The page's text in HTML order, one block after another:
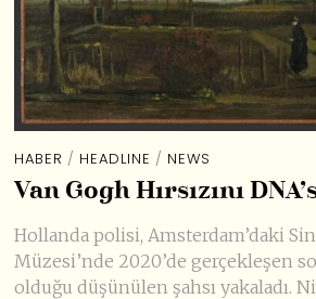
HABER / HEADLINE / NEWS
Van Gogh Hırsızını
Hollanda polisi, Amsterdam’daki
Müzesi’nde 2020’de gerçekleşen
olduğu düşünülen şahsı yakaladı.